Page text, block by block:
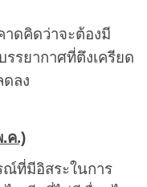
ดคิดว่าจะต้องมี
รรยากาศที่ตึงเครียด
ลง
.ค.)
ที่มีอิสระในการ